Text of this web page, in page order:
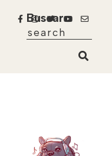
Buscar